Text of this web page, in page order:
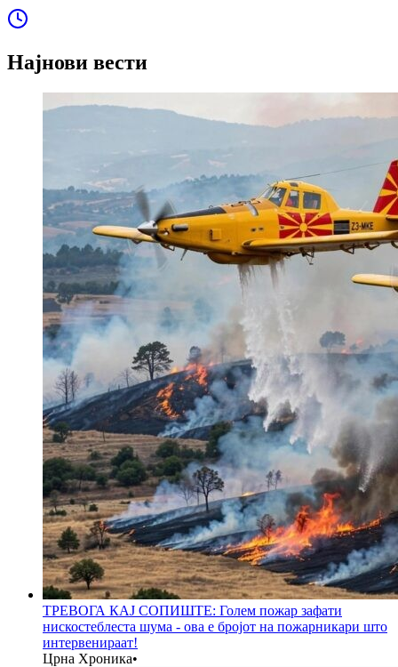
Најнови вести
ТРЕВОГА КАЈ СОПИШТЕ: Голем пожар зафати
нискостеблеста шума - ова е бројот на пожарникари што
интервенираат!
Црна Хроника•